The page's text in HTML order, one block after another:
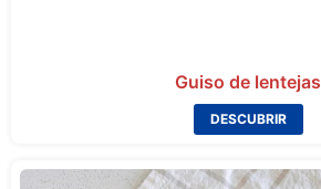
Guiso de lentejas
DESCUBRIR